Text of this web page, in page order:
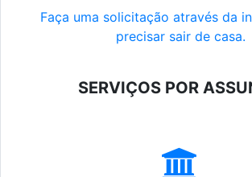
Faça uma solicitação através da
precisar sair de casa.
SERVIÇOS POR